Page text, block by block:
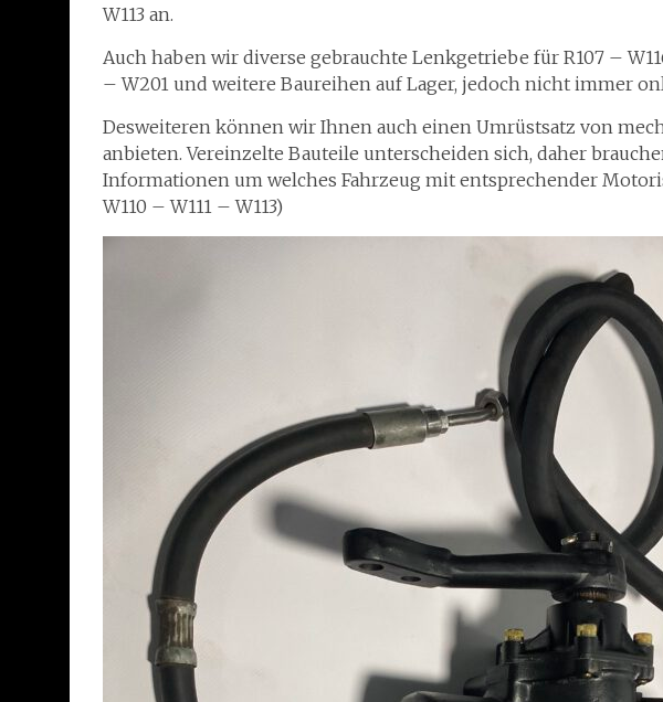
W113 an.
Auch haben wir diverse gebrauchte Lenkgetriebe für R107 –
– W201 und weitere Baureihen auf Lager, jedoch nicht immer
Desweiteren können wir Ihnen auch einen Umrüstsatz von
anbieten. Vereinzelte Bauteile unterscheiden sich, daher
Informationen um welches Fahrzeug mit entsprechender
W110 – W111 – W113)